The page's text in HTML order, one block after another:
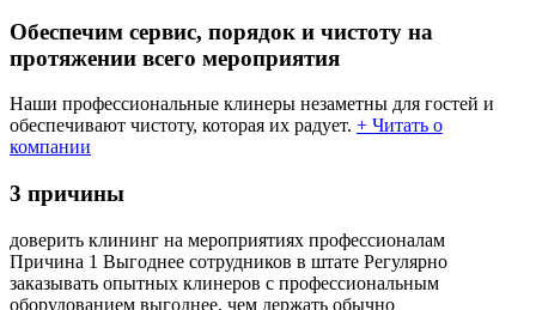
Обеспечим сервис, порядок и чистоту на
протяжении всего мероприятия
Наши профессиональные клинеры незаметны для гостей и
обеспечивают чистоту, которая их радует. + Читать о
компании
3 причины
доверить клининг на мероприятиях профессионалам
Причина 1 Выгоднее сотрудников в штате Регулярно
заказывать опытных клинеров с профессиональным
оборудованием выгоднее, чем держать обычно